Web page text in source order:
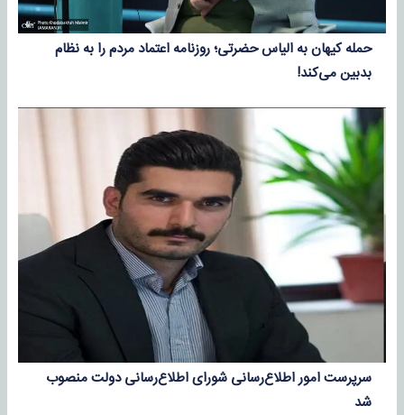
حمله کیهان به الیاس حضرتی؛ روزنامه اعتماد مردم را به نظام
بدبین می‌کند!
سرپرست امور اطلاع‌رسانی شورای اطلاع‌رسانی دولت منصوب
شد